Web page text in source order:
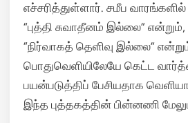
எச்சரித்துள்ளார். சமீப
“புத்தி சுவாதீனம் இல்லை”
“நிர்வாகத் தெளிவு இல்லை”
பொதுவெளியிலேயே கெட்ட
பயன்படுத்திப் பேசியதாக
இந்த புத்தகத்தின் பின்னணி